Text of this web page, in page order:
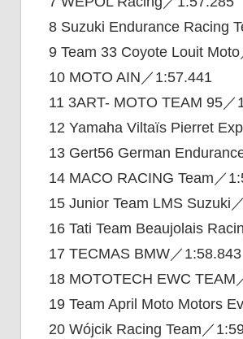
8 Suzuki Endurance Racing
9 Team 33 Coyote Louit
10 MOTO AIN／1:57.441
11 3ART- MOTO TEAM 95／
12 Yamaha Viltaïs Pierret
13 Gert56 German
14 MACO RACING Team／
15 Junior Team LMS Suzuki
16 Tati Team Beaujolais
17 TECMAS BMW／1:58.843
18 MOTOTECH EWC TEAM
19 Team April Moto Motors
20 Wójcik Racing Team／